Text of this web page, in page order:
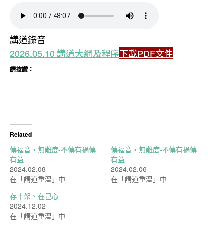
講道錄音
2026.05.10 講道大網及程序下載PDF文件
請按讚：
Related
傳福音‧無難度-不傳有禍傳
有益
2024.02.08
在「講道重溫」中
傳福音‧無難度-不傳有禍傳
有益
2024.02.06
在「講道重溫」中
存十架、在己心
2024.12.02
在「講道重溫」中